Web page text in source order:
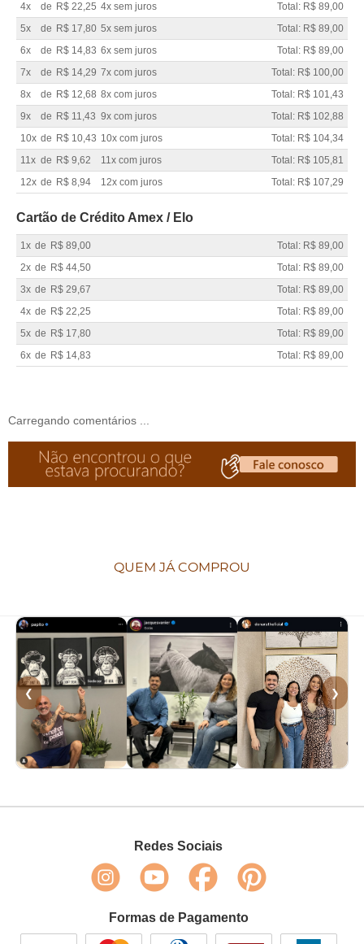
4x
de R$ 22,25 4x sem juros
Total: R$ 89,00
5x
de R$ 17,80 5x sem juros
Total: R$ 89,00
6x
de R$ 14,83 6x sem juros
Total: R$ 89,00
7x
de R$ 14,29 7x com juros
Total: R$ 100,00
8x
de R$ 12,68 8x com juros
Total: R$ 101,43
9x
de R$ 11,43 9x com juros
Total: R$ 102,88
10x de R$ 10,43 10x com juros
Total: R$ 104,34
11x de R$ 9,62 11x com juros
Total: R$ 105,81
12x de R$ 8,94 12x com juros Total: R$ 107,29
Cartão de Crédito Amex / Elo
1x de R$ 89,00
Total: R$ 89,00
2x de R$ 44,50
Total: R$ 89,00
3x de R$ 29,67
Total: R$ 89,00
4x de R$ 22,25
Total: R$ 89,00
5x de R$ 17,80
Total: R$ 89,00
6x de R$ 14,83 Total: R$ 89,00
Carregando comentários ...
QUEM JÁ COMPROU
❮ ❯
Redes Sociais
Formas de Pagamento